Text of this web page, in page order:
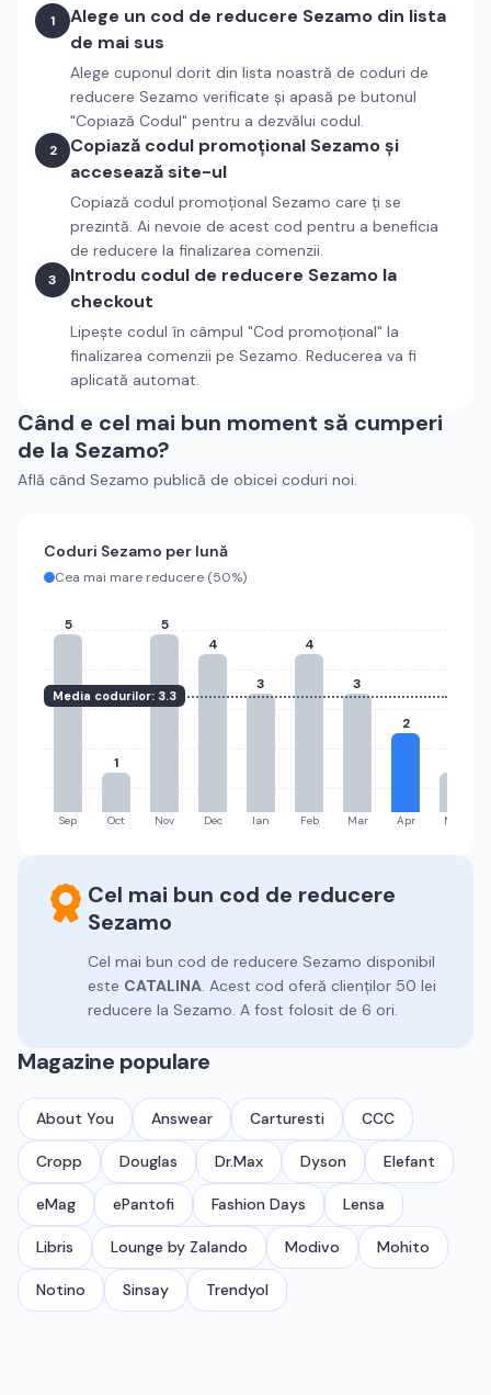
1 Alege un cod de reducere Sezamo din lista
de mai sus
Alege cuponul dorit din lista noastră de coduri de
reducere Sezamo verificate și apasă pe butonul
"Copiază Codul" pentru a dezvălui codul.
2 Copiază codul promoțional Sezamoși
accesează site-ul
Copiază codul promoțional Sezamo care ți se
prezintă. Ai nevoie de acest cod pentru a beneficia
de reducere la finalizarea comenzii.
3 Introdu codul de reducere Sezamo la
checkout
Lipește codul în câmpul "Cod promoțional" la
finalizarea comenzii pe Sezamo. Reducerea va fi
aplicată automat.
Când e cel mai bun moment să cumperi
de la Sezamo?
Află când Sezamo publică de obicei coduri noi.
Coduri Sezamo per lună
Cea mai mare reducere (50%)
Media codurilor: 3.3
5
Sep
1
Oct
5
Nov
4
Dec
3
Ian
4
Feb
3
Mar
2
Apr Mai
Cel mai bun cod de reducere
Sezamo
Cel mai bun cod de reducere Sezamo disponibil
este CATALINA. Acest cod oferă clienților 50 lei
reducere la Sezamo. A fost folosit de 6 ori.
Magazine populare
About You Answear Carturesti CCC
Cropp Douglas Dr.Max Dyson Elefant
eMag ePantofi Fashion Days Lensa
Libris Lounge by Zalando Modivo Mohito
Notino Sinsay Trendyol